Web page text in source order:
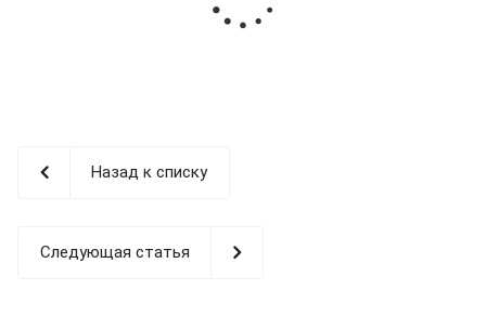
Назад к списку
Следующая статья